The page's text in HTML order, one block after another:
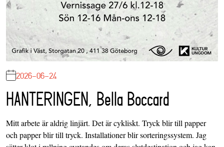
2026-06-24
HANTERINGEN, Bella Boccard
Mitt arbete är aldrig linjärt. Det är cykliskt. Tryck blir till papper
och papper blir till tryck. Installationer blir sorteringssystem. Jag